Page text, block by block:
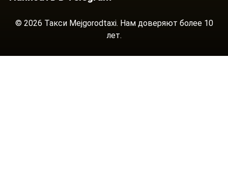
© 2026 Такси Mejgorodtaxi. Нам доверяют более 10
лет.